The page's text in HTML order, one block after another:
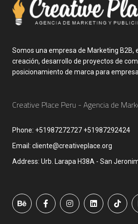
Somos una empresa de Marketing B2B,
creación, desarrollo de proyectos de
posicionamiento de marca para
Creative Place Peru - Agencia de
Phone: +51987272727 +51987292424
Email: cliente@creativeplace.org
Address: Urb. Larapa H38A - San